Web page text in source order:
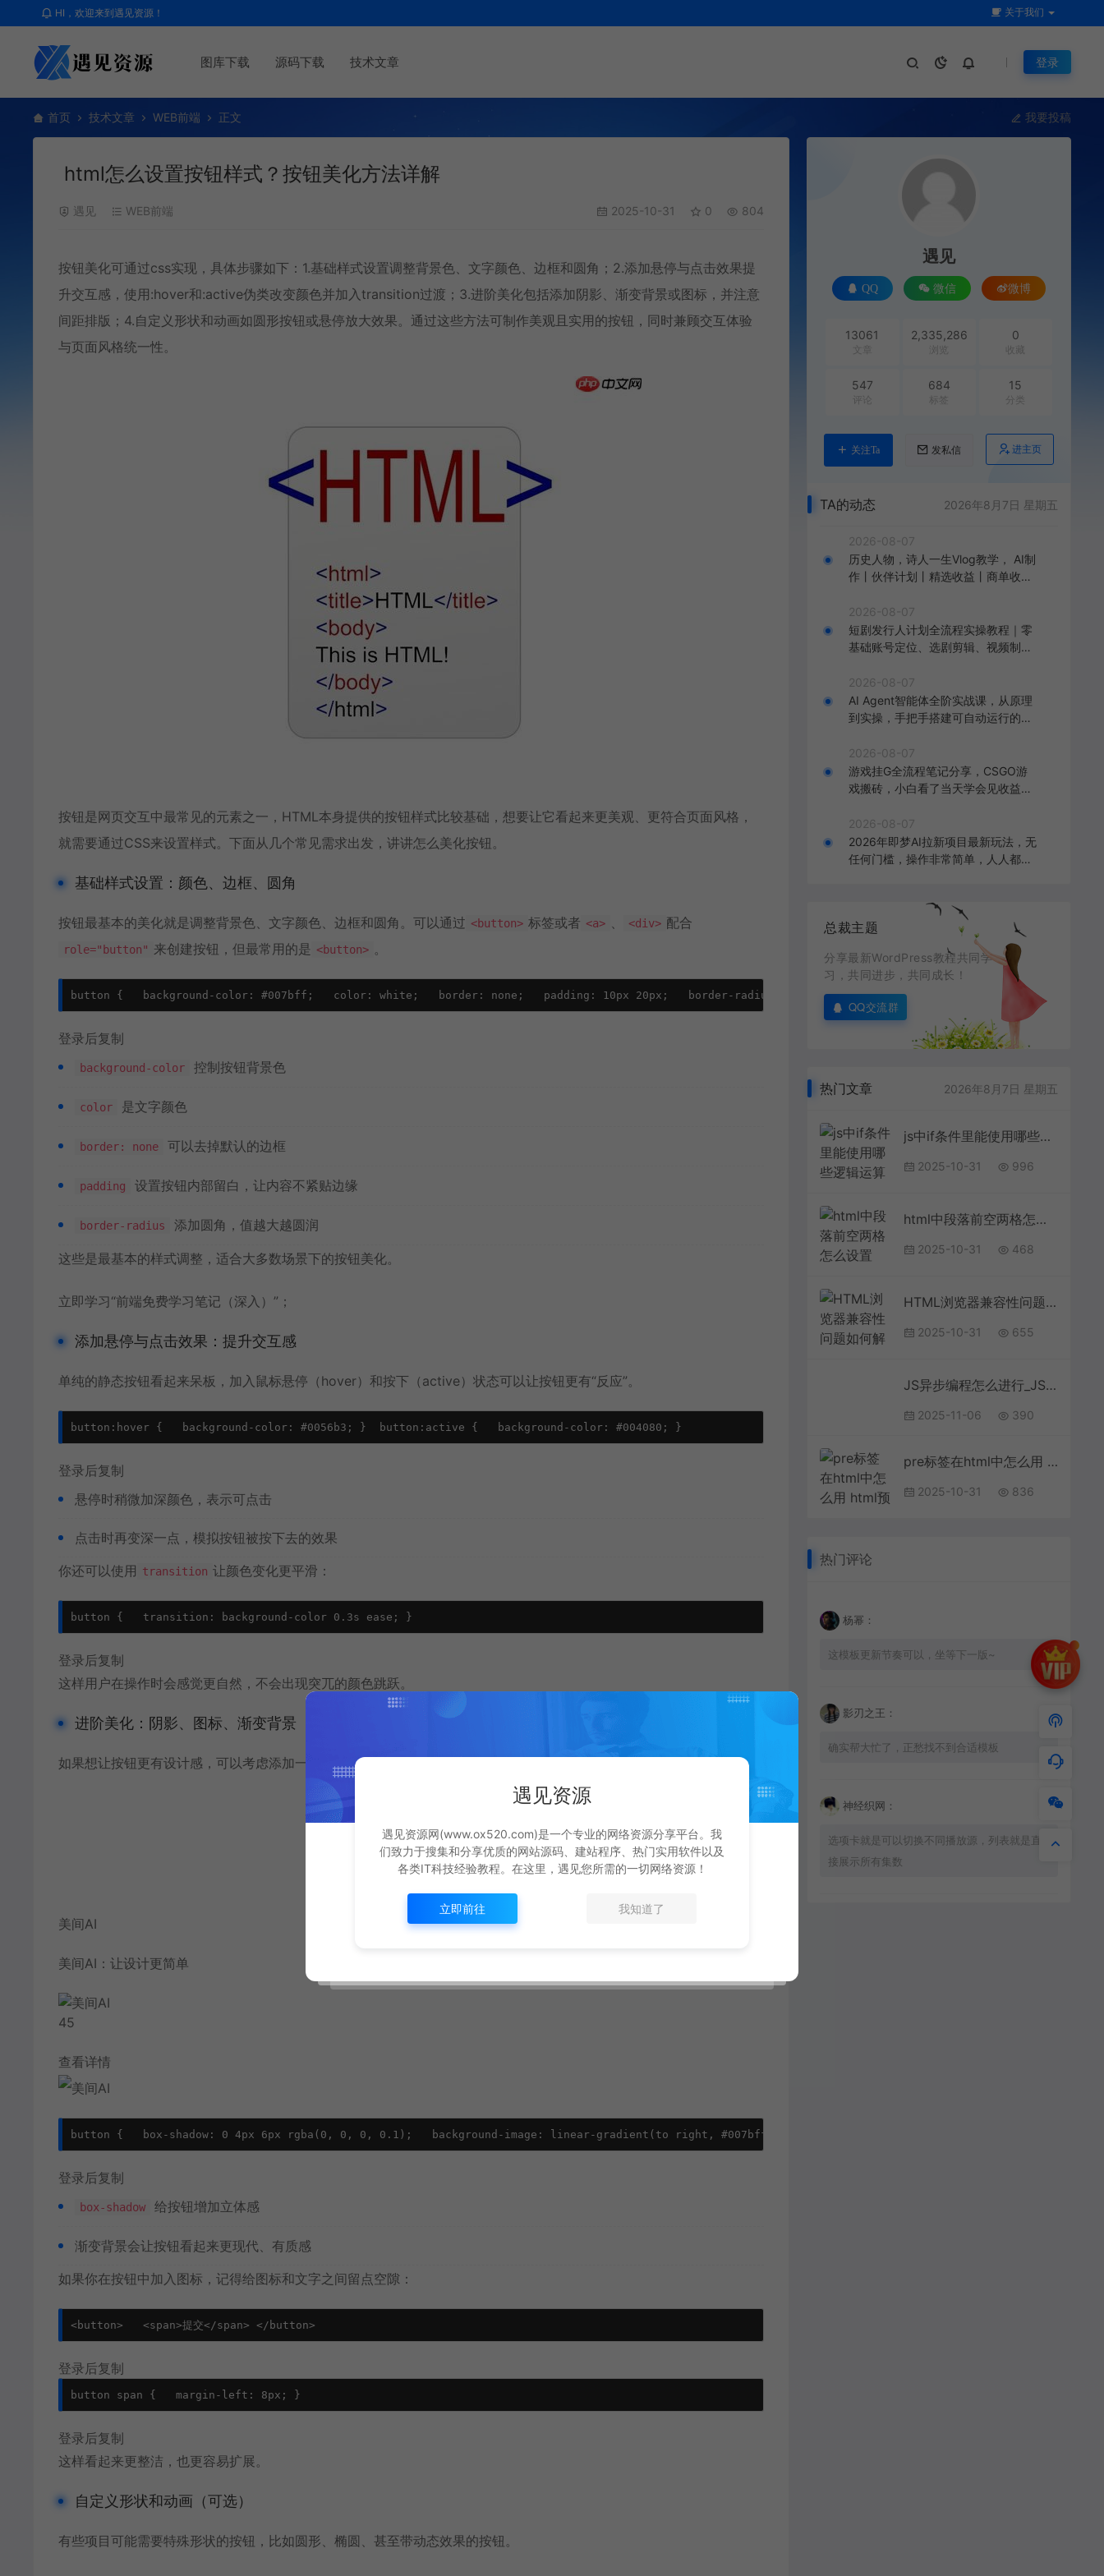
HI，欢迎来到遇见资源！ 关于我们
图库下载 源码下载 技术文章 登录
首页 技术文章 WEB前端 正文 我要投稿
html怎么设置按钮样式？按钮美化方法详解
遇见 WEB前端 2025-10-31 0 804
按钮美化可通过css实现，具体步骤如下：1.基础样式设置调整背景色、文字颜色、边框和圆角；2.添加悬停与点击效果提
升交互感，使用:hover和:active伪类改变颜色并加入transition过渡；3.进阶美化包括添加阴影、渐变背景或图标，并注意
间距排版；4.自定义形状和动画如圆形按钮或悬停放大效果。通过这些方法可制作美观且实用的按钮，同时兼顾交互体验
与页面风格统一性。
按钮是网页交互中最常见的元素之一，HTML本身提供的按钮样式比较基础，想要让它看起来更美观、更符合页面风格，
就需要通过CSS来设置样式。下面从几个常见需求出发，讲讲怎么美化按钮。
基础样式设置：颜色、边框、圆角
按钮最基本的美化就是调整背景色、文字颜色、边框和圆角。可以通过 <button> 标签或者 <a> 、 <div> 配合
role="button" 来创建按钮，但最常用的是 <button> 。
button {   background-color: #007bff;   color: white;   border: none;   padding: 10px 20px;   border-radius: 5px; }
登录后复制
background-color 控制按钮背景色
color 是文字颜色
border: none 可以去掉默认的边框
padding 设置按钮内部留白，让内容不紧贴边缘
border-radius 添加圆角，值越大越圆润
这些是最基本的样式调整，适合大多数场景下的按钮美化。
立即学习“前端免费学习笔记（深入）”；
添加悬停与点击效果：提升交互感
单纯的静态按钮看起来呆板，加入鼠标悬停（hover）和按下（active）状态可以让按钮更有“反应”。
button:hover {   background-color: #0056b3; }  button:active {   background-color: #004080; }
登录后复制
悬停时稍微加深颜色，表示可点击
点击时再变深一点，模拟按钮被按下去的效果
你还可以使用 transition 让颜色变化更平滑：
button {   transition: background-color 0.3s ease; }
登录后复制
这样用户在操作时会感觉更自然，不会出现突兀的颜色跳跃。
进阶美化：阴影、图标、渐变背景
如果想让按钮更有设计感，可以考虑添加一些视觉层次，比如加阴影、图标或用渐变背景。
美间AI
美间AI：让设计更简单
45
查看详情
button {   box-shadow: 0 4px 6px rgba(0, 0, 0, 0.1);   background-image: linear-gradient(to right, #007bff, #00c6ff); }
登录后复制
box-shadow 给按钮增加立体感
渐变背景会让按钮看起来更现代、有质感
如果你在按钮中加入图标，记得给图标和文字之间留点空隙：
<button>   <span>提交</span> </button>
登录后复制
button span {   margin-left: 8px; }
登录后复制
这样看起来更整洁，也更容易扩展。
自定义形状和动画（可选）
有些项目可能需要特殊形状的按钮，比如圆形、椭圆、甚至带动态效果的按钮。
遇见
QQ 微信 微博
13061
文章
2,335,286
浏览
0
收藏
547
评论
684
标签
15
分类
关注Ta 发私信 进主页
TA的动态 2026年8月7日 星期五
2026-08-07
历史人物，诗人一生Vlog教学， AI制
作丨伙伴计划丨精选收益丨商单收徒
2026-08-07
短剧发行人计划全流程实操教程｜零
基础账号定位、选剧剪辑、视频制
2026-08-07
AI Agent智能体全阶实战课，从原理
到实操，手把手搭建可自动运行的AI
2026-08-07
游戏挂G全流程笔记分享，CSGO游
戏搬砖，小白看了当天学会见收益
2026-08-07
2026年即梦AI拉新项目最新玩法，无
任何门槛，操作非常简单，人人都可
总裁主题
分享最新WordPress教程共同学
习，共同进步，共同成长！
QQ交流群
热门文章 2026年8月7日 星期五
js中if条件里能使用哪些逻辑运算符
2025-10-31 996
html中段落前空两格怎么设置 css实现中文段落缩进
2025-10-31 468
HTML浏览器兼容性问题如何解决？特征检测与polyfill库应用
2025-10-31 655
JS异步编程怎么进行_JS异步编程与Promise使用方法详解
2025-11-06 390
pre标签在html中怎么用 html预格式化pre标签使用指南
2025-10-31 836
热门评论
杨幂：
这模板更新节奏可以，坐等下一版~
影刃之王：
确实帮大忙了，正愁找不到合适模板
神经织网：
选项卡就是可以切换不同播放源，列表就是直
接展示所有集数
遇见资源
遇见资源网(www.ox520.com)是一个专业的网络资源分享平台。我
们致力于搜集和分享优质的网站源码、建站程序、热门实用软件以及
各类IT科技经验教程。在这里，遇见您所需的一切网络资源！
立即前往 我知道了